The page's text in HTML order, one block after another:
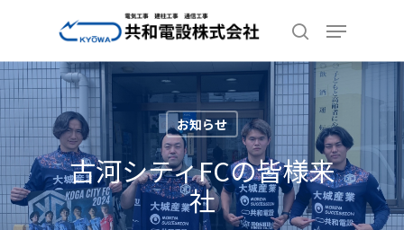
main
content
search
Menu
お知らせ
古河シティFCの皆様来
社